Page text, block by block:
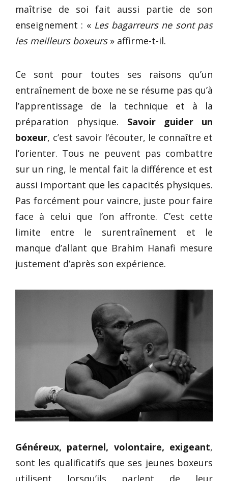
maîtrise de soi fait aussi partie de son
enseignement : « Les bagarreurs ne sont pas
les meilleurs boxeurs» affirme-t-il.
Ce sont pour toutes ses raisons qu’un
entraînement de boxe ne se résume pas qu’à
l’apprentissage de la technique et à la
préparation physique. Savoir guider un
boxeur, c’est savoir l’écouter, le connaître et
l’orienter. Tous ne peuvent pas combattre
sur un ring, le mental fait la différence et est
aussi important que les capacités physiques.
Pas forcément pour vaincre, juste pour faire
face à celui que l’on affronte. C’est cette
limite entre le surentraînement et le
manque d’allant que Brahim Hanafi mesure
justement d’après son expérience.
Généreux, paternel, volontaire, exigeant,
sont les qualificatifs que ses jeunes boxeurs